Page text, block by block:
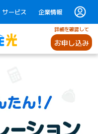
サービス 企業情報
詳細を確認して
お申し込み